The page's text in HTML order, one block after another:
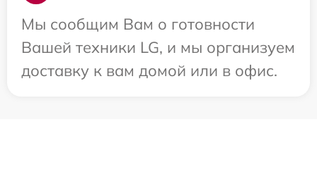
Мы сообщим Вам о готовности
Вашей техники LG, и мы организуем
доставку к вам домой или в офис.